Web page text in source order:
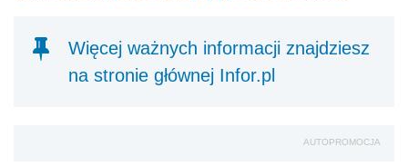
Więcej ważnych informacji znajdziesz
na stronie głównej Infor.pl
AUTOPROMOCJA